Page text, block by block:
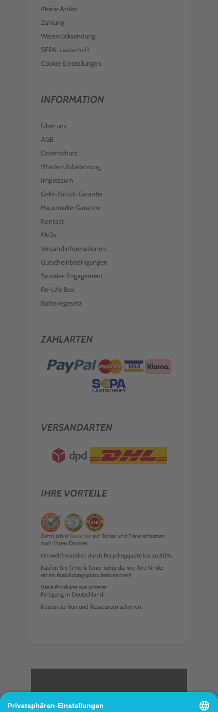
Meine Artikel
Zahlung
Warenrücksendung
SEPA-Lastschrift
Cookie Einstellungen
INFORMATION
Über uns
AGB
Datenschutz
Wiederrufsbelehrung
Impressum
Geld-Zurück-Garantie
Hausmarke-Garantie
Kontakt
FAQs
Versandinformationen
Gutscheinbedingungen
Soziales Engagement
Re-Life Box
Batteriegesetz
ZAHLARTEN
VERSANDARTEN
IHRE VORTEILE
Zehn Jahre Garantie auf Toner und Tinte schützen
auch Ihren Drucker.
Umweltfreundlich durch Recyclingquote bis zu 80%.
Kaufen Sie Tinte & Toner ruhig da, wo Ihre Kinder
einen Ausbildungsplatz bekommen!
Viele Produkte aus unserer
Fertigung in Deutschland.
Kosten senken und Ressourcen schonen.
<